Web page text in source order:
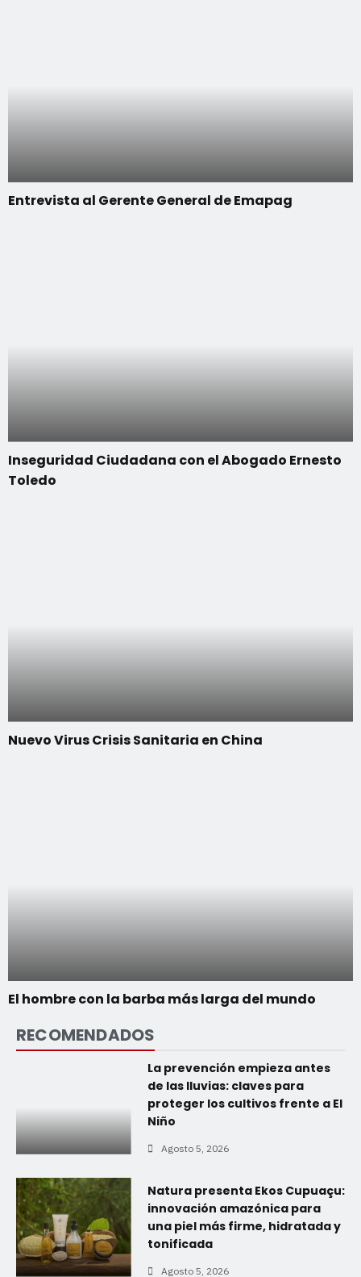
Entrevista al Gerente General de Emapag
Inseguridad Ciudadana con el Abogado Ernesto
Toledo
Nuevo Virus Crisis Sanitaria en China
El hombre con la barba más larga del mundo
RECOMENDADOS
La prevención empieza antes
de las lluvias: claves para
proteger los cultivos frente a El
Niño
Agosto 5, 2026
Natura presenta Ekos Cupuaçu:
innovación amazónica para
una piel más firme, hidratada y
tonificada
Agosto 5, 2026